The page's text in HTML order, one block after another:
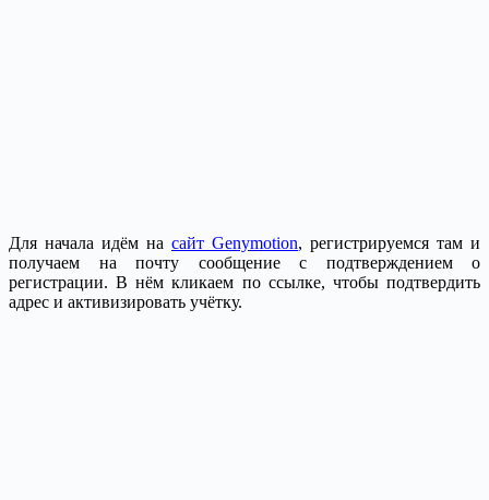
Для начала идём на сайт Genymotion, регистрируемся там и
получаем на почту сообщение с подтверждением о
регистрации. В нём кликаем по ссылке, чтобы подтвердить
адрес и активизировать учётку.